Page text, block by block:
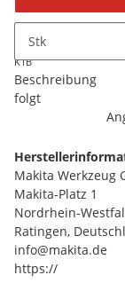
Stk
K1B
Beschreibung
folgt
Makita Werkzeug
Makita-Platz 1
Nordrhein-
Ratingen,
info@makita.de
https://